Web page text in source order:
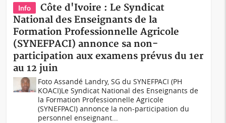
Info
Côte d'Ivoire : Le Syndicat
National des Enseignants de la
Formation Professionnelle Agricole
(SYNEFPACI) annonce sa non-
participation aux examens prévus du 1er
au 12 juin
Foto Assandé Landry, SG du SYNEFPACI (PH
KOACI)Le Syndicat National des Enseignants de
la Formation Professionnelle Agricole
(SYNEFPACI) annonce la non-participation du
personnel enseignant...